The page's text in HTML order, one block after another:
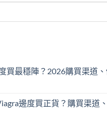
買最穩陣？2026購買渠道
邊度買正貨？購買渠道